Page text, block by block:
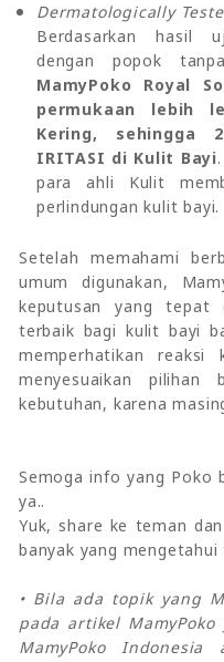
Dermatologically
Berdasarkan hasil
dengan popok
MamyPoko Royal
permukaan lebih
Kering, sehingga
IRITASI di Kulit Bayi
para ahli Kulit
perlindungan kulit bayi.
Setelah memahami
umum digunakan,
keputusan yang tepat
terbaik bagi kulit bayi
memperhatikan
menyesuaikan pilihan
kebutuhan, karena
Semoga info yang Poko
ya..
Yuk, share ke teman
banyak yang
• Bila ada topik yang
pada artikel
MamyPoko